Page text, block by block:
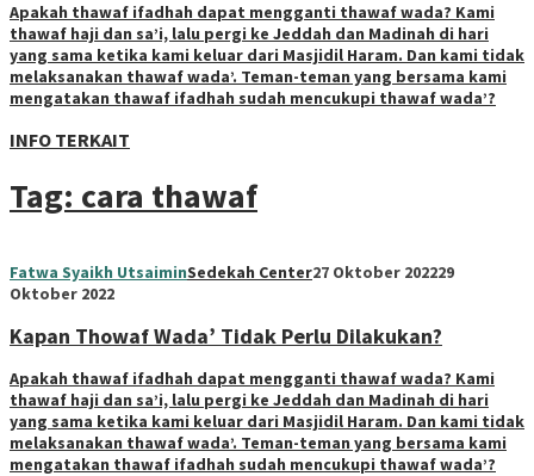
Apakah thawaf ifadhah dapat mengganti thawaf wada? Kami
thawaf haji dan sa’i, lalu pergi ke Jeddah dan Madinah di hari
yang sama ketika kami keluar dari Masjidil Haram. Dan kami tidak
melaksanakan thawaf wada’. Teman-teman yang bersama kami
mengatakan thawaf ifadhah sudah mencukupi thawaf wada’?
INFO TERKAIT
Tag: cara thawaf
Fatwa Syaikh UtsaiminSedekah Center27 Oktober 202229
Oktober 2022
Kapan Thowaf Wada’ Tidak Perlu Dilakukan?
Apakah thawaf ifadhah dapat mengganti thawaf wada? Kami
thawaf haji dan sa’i, lalu pergi ke Jeddah dan Madinah di hari
yang sama ketika kami keluar dari Masjidil Haram. Dan kami tidak
melaksanakan thawaf wada’. Teman-teman yang bersama kami
mengatakan thawaf ifadhah sudah mencukupi thawaf wada’?